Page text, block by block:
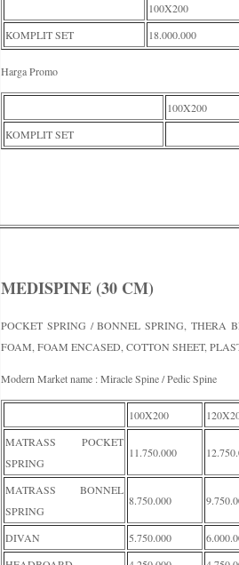
100X200
KOMPLIT SET
18.000.000
Harga Promo
100X200
KOMPLIT SET
MEDISPINE (30 CM)
POCKET SPRING / BONNEL SPRING, THERA
FOAM, FOAM ENCASED, COTTON SHEET,
Modern Market name : Miracle Spine / Pedic Spine
100X200
MATRASS POCKET
SPRING
11.750.000
MATRASS BONNEL
SPRING
8.750.000
DIVAN 5.750.000